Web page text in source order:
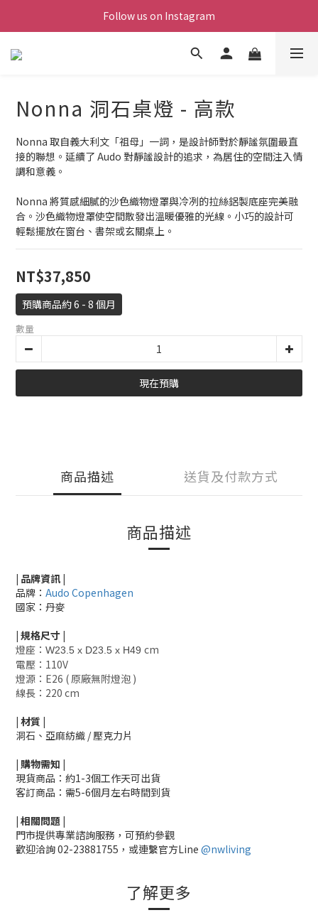
Follow us on Instagram
Nonna 洞石桌燈 - 高款
Nonna 取自義大利文「祖母」一詞，是設計師對於靜謐氛圍最直
接的聯想。延續了 Audo 對靜謐設計的追求，為居住的空間注入情
調和意義。
Nonna 將質感細膩的沙色織物燈罩與冷冽的拉絲鋁製底座完美融
合。沙色織物燈罩使空間散發出溫暖優雅的光線。小巧的設計可
輕鬆擺放在窗台、書架或玄關桌上。
NT$37,850
預購商品約 6 - 8 個月
數量
現在預購
商品描述 送貨及付款方式
商品描述
| 品牌資訊 |
品牌： Audo Copenhagen
國家：丹麥
| 規格尺寸 |
燈座： W23.5 x D23.5 x H49 cm
電壓：110V
燈源：E26 ( 原廠無附燈泡 )
線長：220 cm
| 材質 |
洞石、 亞麻紡織 / 壓克力片
| 購物需知 |
現貨商品：約1-3個工作天可出貨
客訂商品：需5-6個月左右時間到貨
| 相關問題 |
門市提供專業諮詢服務，可預約參觀
歡迎洽詢02-23881755， 或連繫官方Line @nwliving
了解更多